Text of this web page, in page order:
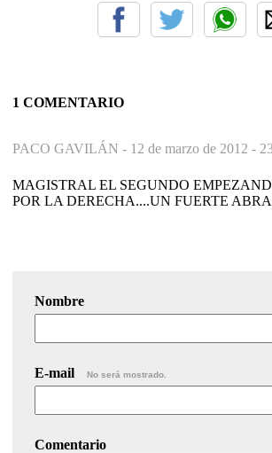
1 COMENTARIO
PACO GAVILÁN - 12 de marzo de 2012 -
MAGISTRAL EL SEGUNDO
POR LA DERECHA....UN FUERTE
Nombre
E-mail No será mostrado.
Comentario